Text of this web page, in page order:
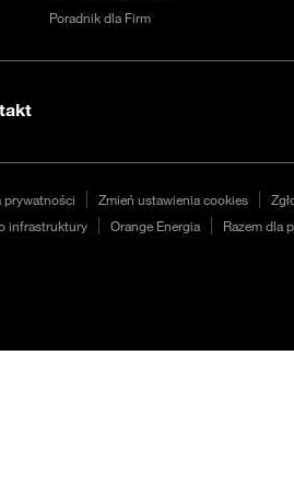
Poradnik dla Firm
prywatności Zmień ustawienia cookies
infrastruktury Orange Energia Razem dla